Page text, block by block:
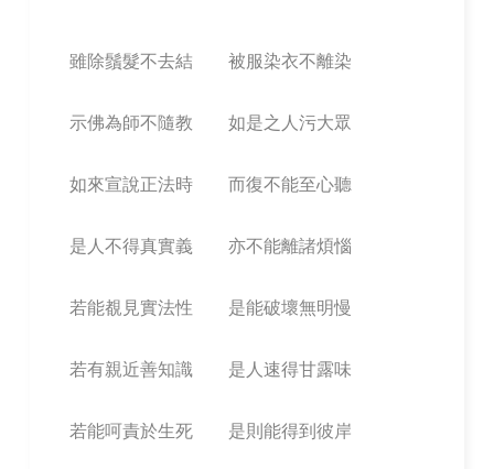
雖除鬚髮不去結 被服染衣不離染
示佛為師不隨教 如是之人污大眾
如來宣說正法時 而復不能至心聽
是人不得真實義 亦不能離諸煩惱
若能覩見實法性 是能破壞無明慢
若有親近善知識 是人速得甘露味
若能呵責於生死 是則能得到彼岸